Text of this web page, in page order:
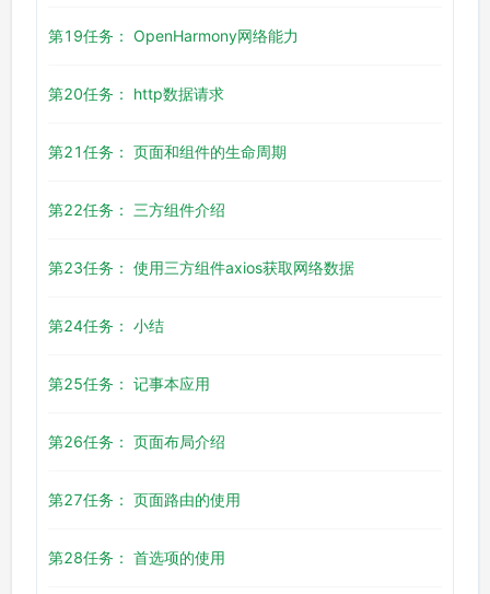
第19任务： OpenHarmony网络能力
第20任务： http数据请求
第21任务： 页面和组件的生命周期
第22任务： 三方组件介绍
第23任务： 使用三方组件axios获取网络数据
第24任务： 小结
第25任务： 记事本应用
第26任务： 页面布局介绍
第27任务： 页面路由的使用
第28任务： 首选项的使用